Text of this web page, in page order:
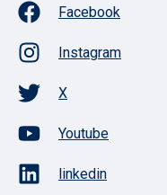
Facebook
Instagram
X
Youtube
linkedin